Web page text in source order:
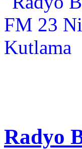
Radyo